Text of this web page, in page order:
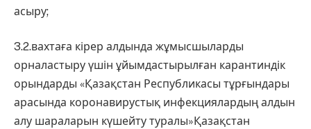
асыру;
3.2.вахтаға кірер алдында жұмысшыларды
орналастыру үшін ұйымдастырылған карантиндік
орындарды «Қазақстан Республикасы тұрғындары
арасында коронавирустық инфекциялардың алдын
алу шараларын күшейту туралы»Қазақстан